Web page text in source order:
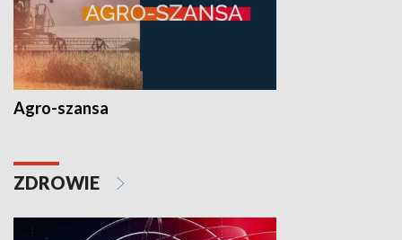
Agro-szansa
ZDROWIE